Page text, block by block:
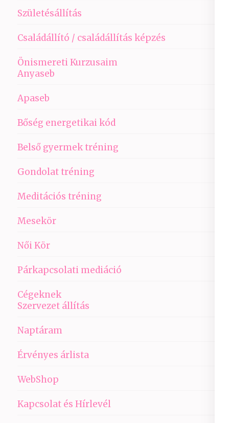
Születésállítás
Családállító / családállítás képzés
Önismereti Kurzusaim
Anyaseb
Apaseb
Bőség energetikai kód
Belső gyermek tréning
Gondolat tréning
Meditációs tréning
Mesekör
Női Kör
Párkapcsolati mediáció
Cégeknek
Szervezet állítás
Naptáram
Érvényes árlista
WebShop
Kapcsolat és Hírlevél